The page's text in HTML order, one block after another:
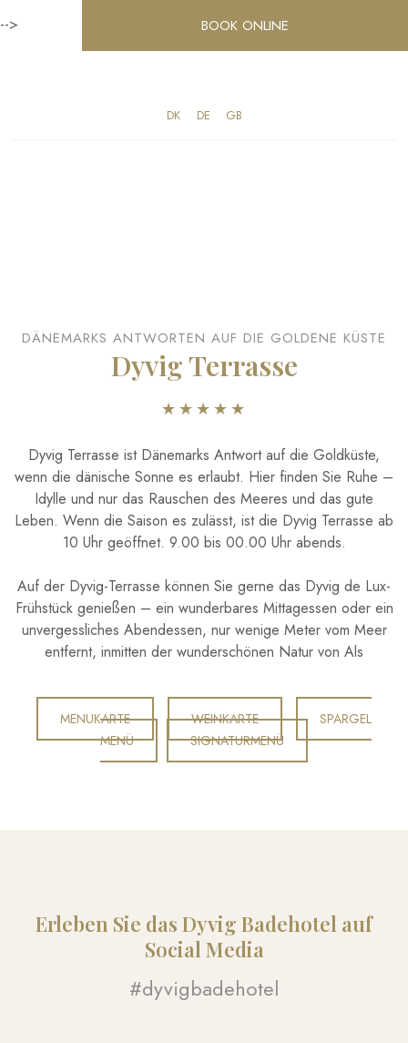
--> BOOK ONLINE
DK​ ​DE ​GB
DÄNEMARKS ANTWORTEN AUF DIE GOLDENE KÜSTE
Dyvig Terrasse​
​★★★★​★
​Dyvig Terrasse ist Dänemarks Antwort auf die Goldküste,
wenn die dänische Sonne es erlaubt. Hier finden Sie Ruhe –
Idylle und nur das Rauschen des Meeres und das gute
Leben. Wenn die Saison es zulässt, ist die Dyvig Terrasse ab
10 Uhr geöffnet. 9.00 bis 00.00 Uhr abends.
Auf der Dyvig-Terrasse können Sie gerne das Dyvig de Lux-
Frühstück genießen – ein wunderbares Mittagessen oder ein
unvergessliches Abendessen, nur wenige Meter vom Meer
entfernt, inmitten der wunderschönen Natur von Als
MENUKARTE WEINKARTE​
SPARGEL
MENÜ
SIGNATURMENÜ
Erleben Sie das Dyvig Badehotel auf
Social Media​
#dyvigbadehotel​